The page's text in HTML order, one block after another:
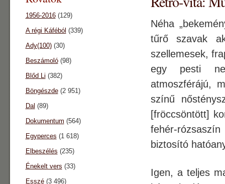
Néha
tűrő szavak
szellemesek,
egy pesti
atmoszférájú,
színű
[fröccsöntött]
fehér-
biztosító
Igen, a teljes
1956-2016(129)
A régi Káféból (339)
Ady(100)(30)
Beszámoló(98)
Blőd Li (382)
Böngészde(2 951)
Dal (89)
Dokumentum (564)
Egyperces (1 618)
Elbeszélés (235)
Énekelt vers (33)
Esszé(3 496)